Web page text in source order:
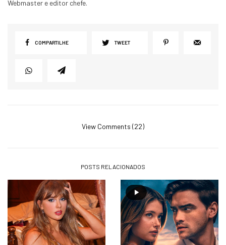
Webmaster e editor chefe.
COMPARTILHE TWEET
View Comments (22)
POSTS RELACIONADOS